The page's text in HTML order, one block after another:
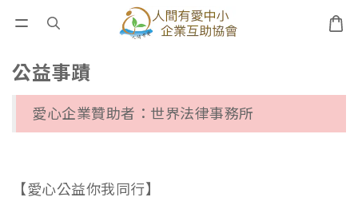
公益事蹟
愛心企業贊助者：世界法律事務所
【愛心公益你我同行】